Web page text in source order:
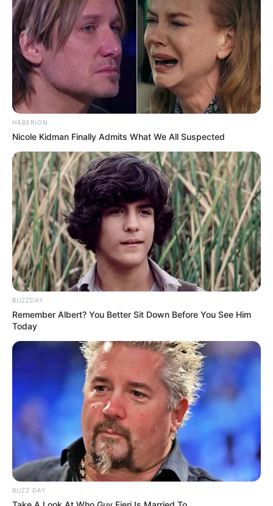
HABERION
Nicole Kidman Finally Admits What We All Suspected
BUZZDAY
Remember Albert? You Better Sit Down Before You See Him
Today
BUZZ DAY